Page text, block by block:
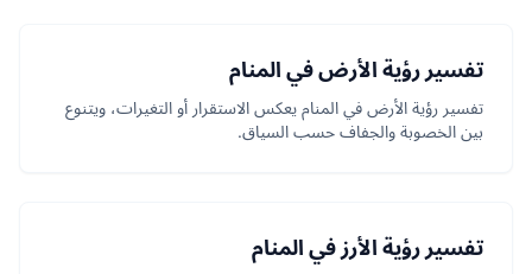
تفسير رؤية الأرض في المنام
تفسير رؤية الأرض في المنام يعكس الاستقرار أو التغيرات، ويتنوع
بين الخصوبة والجفاف حسب السياق.
تفسير رؤية الأرز في المنام